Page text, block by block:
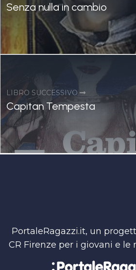
Senza nulla in cambio
LIBRO SUCCESSIVO
Capitan Tempesta
PortaleRagazzi.it, un
CR Firenze per i giovani e le